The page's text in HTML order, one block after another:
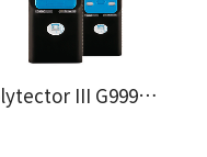
Polytector III G999C多氣體偵測器